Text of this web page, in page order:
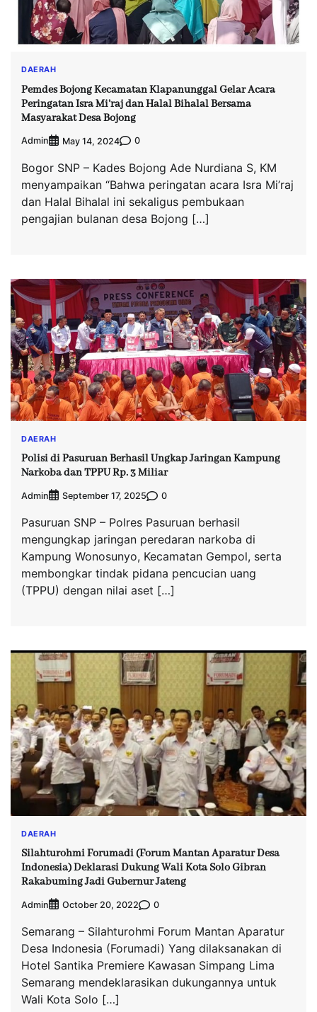
DAERAH
Pemdes Bojong Kecamatan Klapanunggal Gelar Acara
Peringatan Isra Mi’raj dan Halal Bihalal Bersama
Masyarakat Desa Bojong
Admin May 14, 2024 0
Bogor SNP – Kades Bojong Ade Nurdiana S, KM
menyampaikan “Bahwa peringatan acara Isra Mi’raj
dan Halal Bihalal ini sekaligus pembukaan
pengajian bulanan desa Bojong […]
DAERAH
Polisi di Pasuruan Berhasil Ungkap Jaringan Kampung
Narkoba dan TPPU Rp. 3 Miliar
Admin September 17, 2025 0
Pasuruan SNP – Polres Pasuruan berhasil
mengungkap jaringan peredaran narkoba di
Kampung Wonosunyo, Kecamatan Gempol, serta
membongkar tindak pidana pencucian uang
(TPPU) dengan nilai aset […]
DAERAH
Silahturohmi Forumadi (Forum Mantan Aparatur Desa
Indonesia) Deklarasi Dukung Wali Kota Solo Gibran
Rakabuming Jadi Gubernur Jateng
Admin October 20, 2022 0
Semarang – Silahturohmi Forum Mantan Aparatur
Desa Indonesia (Forumadi) Yang dilaksanakan di
Hotel Santika Premiere Kawasan Simpang Lima
Semarang mendeklarasikan dukungannya untuk
Wali Kota Solo […]